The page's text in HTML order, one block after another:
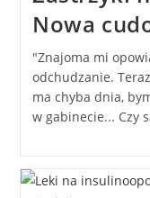
Nowa
"Znajoma mi
odchudzanie.
ma chyba dnia,
w gabinecie... Czy